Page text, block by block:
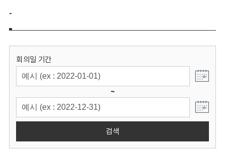
보
위
원
회
-
회의일 기간
~
검색